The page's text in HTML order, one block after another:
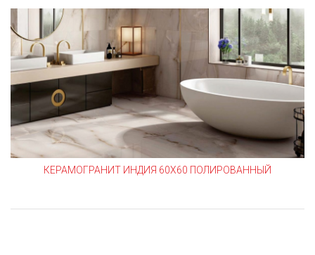
КЕРАМОГРАНИТ ИНДИЯ 60Х60 ПОЛИРОВАННЫЙ